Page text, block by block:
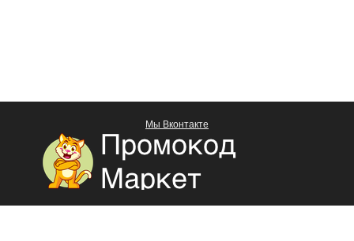
Мы Вконтакте